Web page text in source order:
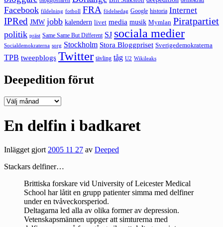
Facebook fildelning fotboll FRA födelsedag Google historia Internet
IPRed JMW jobb kalendern livet media musik Mymlan Piratpartiet
politik präst Same Same But Different SJ sociala medier
Socialdemokraterna sorg Stockholm Stora Bloggpriset Sverigedemokraterna
TPB tweepblogs Twitter tävling tåg U2 Wikileaks
Deepedition förut
Deepedition
En delfin i badkaret
Inlägget gjort2005 11 27 av Deeped
Stackars delfiner…
Brittiska forskare vid University of Leicester Medical
School har låtit en grupp patienter simma med delfiner
under en tvåveckorsperiod.
Deltagarna led alla av olika former av depression.
Vetenskapsmännen uppger att simturerna med